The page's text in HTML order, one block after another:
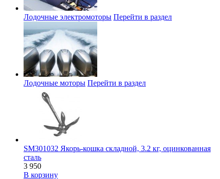
Лодочные электромоторы Перейти в раздел
Лодочные моторы Перейти в раздел
SM301032 Якорь-кошка складной, 3.2 кг, оцинкованная
сталь
3 950
В корзину